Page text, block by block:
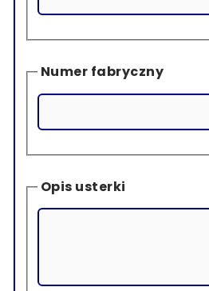
Numer fabryczny
Opis usterki